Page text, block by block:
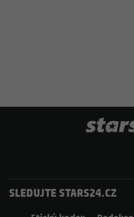
SLEDUJTE STARS24.CZ